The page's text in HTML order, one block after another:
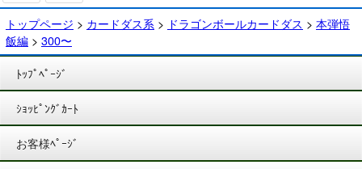
トップページ > カードダス系 > ドラゴンボールカードダス > 本弾悟
飯編 > 300〜
ﾄｯﾌﾟﾍﾟｰｼﾞ
ｼｮｯﾋﾟﾝｸﾞｶｰﾄ
お客様ﾍﾟｰｼﾞ